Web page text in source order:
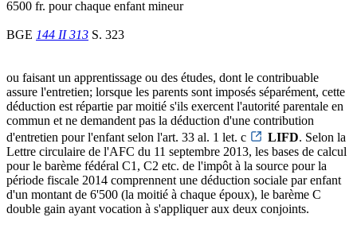
6500 fr. pour chaque enfant mineur
BGE 144 II 313 S. 323
ou faisant un apprentissage ou des études, dont le contribuable
assure l'entretien; lorsque les parents sont imposés séparément, cette
déduction est répartie par moitié s'ils exercent l'autorité parentale en
commun et ne demandent pas la déduction d'une contribution
d'entretien pour l'enfant selon l'art. 33 al. 1 let. c
LIFD. Selon la
Lettre circulaire de l'AFC du 11 septembre 2013, les bases de calcul
pour le barème fédéral C1, C2 etc. de l'impôt à la source pour la
période fiscale 2014 comprennent une déduction sociale par enfant
d'un montant de 6'500 (la moitié à chaque époux), le barème C
double gain ayant vocation à s'appliquer aux deux conjoints.